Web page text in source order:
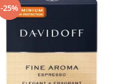
-25%